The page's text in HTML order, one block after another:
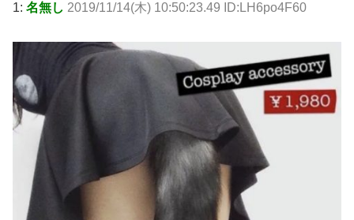
1: 名無し 2019/11/14(木) 10:50:23.49 ID:LH6po4F60